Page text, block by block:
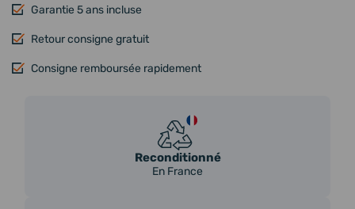
Garantie 5 ans incluse
Retour consigne gratuit
Consigne remboursée rapidement
Reconditionné
En France